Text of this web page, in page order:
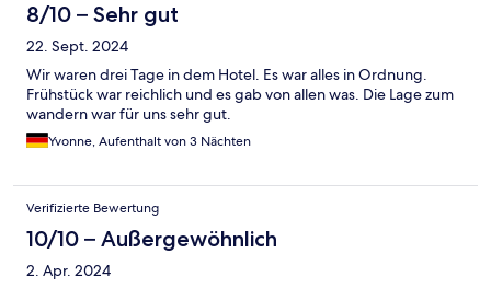
8/10 – Sehr gut
22. Sept. 2024
Wir waren drei Tage in dem Hotel. Es war alles in Ordnung.
Frühstück war reichlich und es gab von allen was. Die Lage zum
wandern war für uns sehr gut.
Yvonne, Aufenthalt von 3 Nächten
Verifizierte Bewertung
10/10 – Außergewöhnlich
2. Apr. 2024